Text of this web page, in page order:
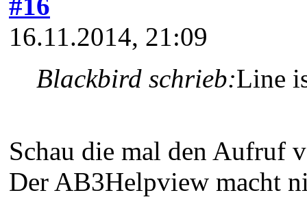
16.11.2014, 21:09
Blackbird schrieb:Line
Schau die mal den Aufruf
Der AB3Helpview macht